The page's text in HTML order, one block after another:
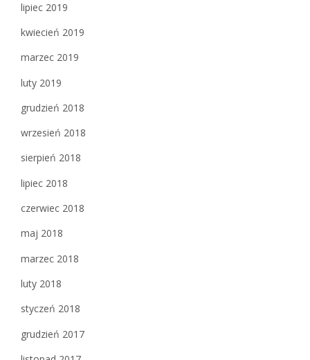
lipiec 2019
kwiecień 2019
marzec 2019
luty 2019
grudzień 2018
wrzesień 2018
sierpień 2018
lipiec 2018
czerwiec 2018
maj 2018
marzec 2018
luty 2018
styczeń 2018
grudzień 2017